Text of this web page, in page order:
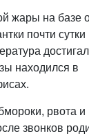
жары на базе
почти
находился в
рвота и
звонков